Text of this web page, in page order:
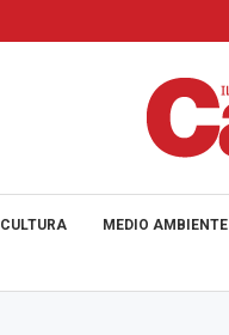
CULTURA MEDIO AMBIENTE